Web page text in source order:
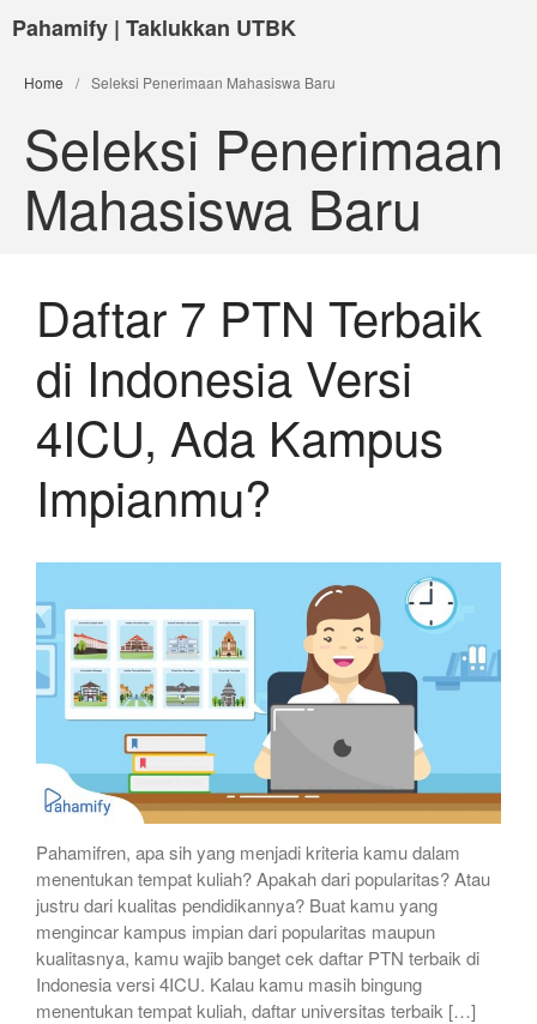
Pahamify | Taklukkan UTBK
Home / Seleksi Penerimaan Mahasiswa Baru
Seleksi Penerimaan
Mahasiswa Baru
Daftar 7 PTN Terbaik
di Indonesia Versi
4ICU, Ada Kampus
Impianmu?
Pahamifren, apa sih yang menjadi kriteria kamu dalam
menentukan tempat kuliah? Apakah dari popularitas? Atau
justru dari kualitas pendidikannya? Buat kamu yang
mengincar kampus impian dari popularitas maupun
kualitasnya, kamu wajib banget cek daftar PTN terbaik di
Indonesia versi 4ICU. Kalau kamu masih bingung
menentukan tempat kuliah, daftar universitas terbaik […]